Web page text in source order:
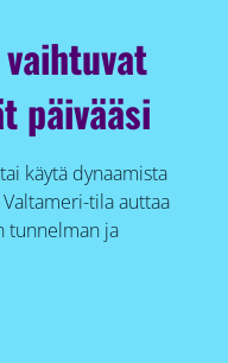
päivääsi
käytä dynaamista
tila auttaa
tunnelman ja